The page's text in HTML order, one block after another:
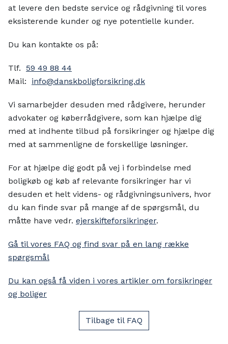
at levere den bedste service og rådgivning til vores
eksisterende kunder og nye potentielle kunder.
Du kan kontakte os på:
Tlf. 59 49 88 44
Mail: info@danskboligforsikring.dk
Vi samarbejder desuden med rådgivere, herunder
advokater og køberrådgivere, som kan hjælpe dig
med at indhente tilbud på forsikringer og hjælpe dig
med at sammenligne de forskellige løsninger.
For at hjælpe dig godt på vej i forbindelse med
boligkøb og køb af relevante forsikringer har vi
desuden et helt videns- og rådgivningsunivers, hvor
du kan finde svar på mange af de spørgsmål, du
måtte have vedr. ejerskifteforsikringer.
Gå til vores FAQ og find svar på en lang række
spørgsmål
Du kan også få viden i vores artikler om forsikringer
og boliger
Tilbage til FAQ